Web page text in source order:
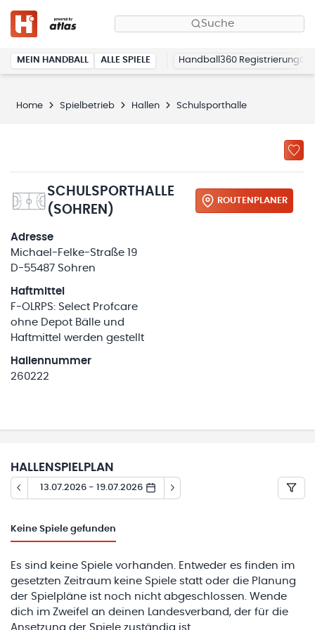
Suche
MEIN HANDBALL ALLE SPIELE Handball360 Registrierung
Home Spielbetrieb Hallen Schulsporthalle
SCHULSPORTHALLE
(SOHREN)
ROUTENPLANER
Adresse
Michael-Felke-Straße 19
D-55487 Sohren
Haftmittel
F-OLRPS: Select Profcare
ohne Depot Bälle und
Haftmittel werden gestellt
Hallennummer
260222
HALLENSPIELPLAN
13.07.2026 - 19.07.2026
Keine Spiele gefunden
Es sind keine Spiele vorhanden. Entweder es finden im
gesetzten Zeitraum keine Spiele statt oder die Planung
der Spielpläne ist noch nicht abgeschlossen. Wende
dich im Zweifel an deinen Landesverband, der für die
Ansetzung der Spiele zuständig ist.